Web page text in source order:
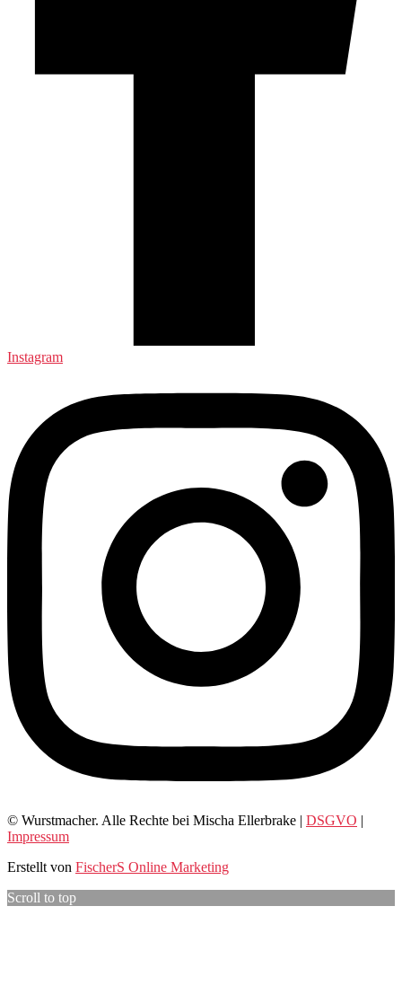
Instagram
© Wurstmacher. Alle Rechte bei Mischa Ellerbrake | DSGVO |
Impressum
Erstellt von FischerS Online Marketing
Scroll to top